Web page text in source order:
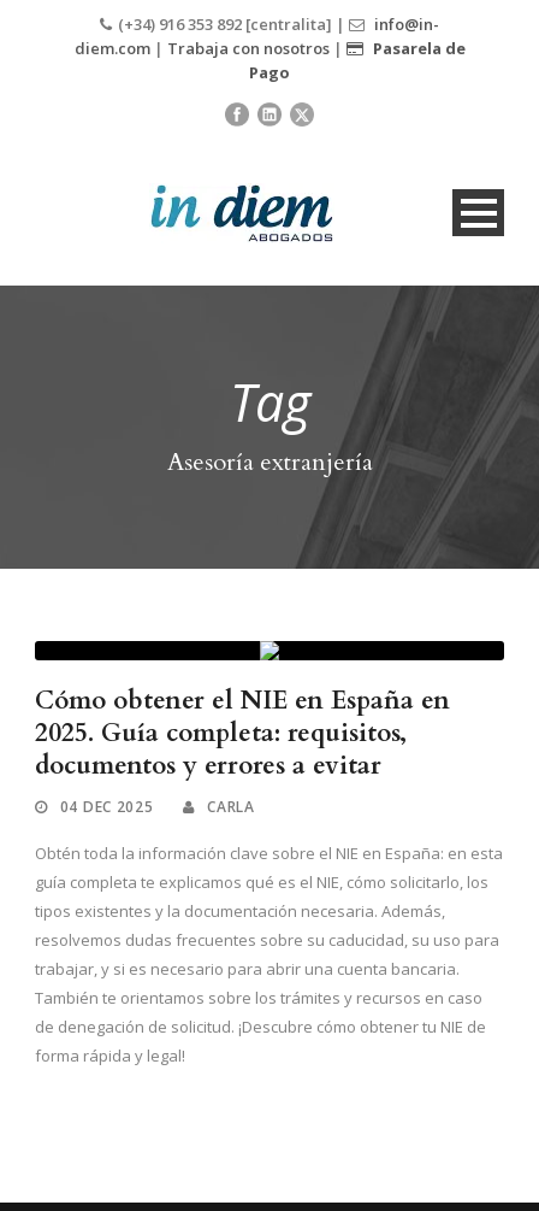
(+34) 916 353 892 [centralita] |
info@in-
diem.com| Trabaja con nosotros|
Pasarela de
Pago
Tag
Asesoría extranjería
Cómo obtener el NIE en España en
2025. Guía completa: requisitos,
documentos y errores a evitar
04 DEC 2025 CARLA
Obtén toda la información clave sobre el NIE en España: en esta
guía completa te explicamos qué es el NIE, cómo solicitarlo, los
tipos existentes y la documentación necesaria. Además,
resolvemos dudas frecuentes sobre su caducidad, su uso para
trabajar, y si es necesario para abrir una cuenta bancaria.
También te orientamos sobre los trámites y recursos en caso
de denegación de solicitud. ¡Descubre cómo obtener tu NIE de
forma rápida y legal!